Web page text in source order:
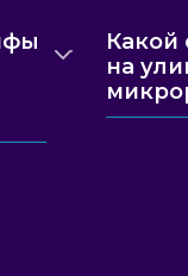
Какой
на